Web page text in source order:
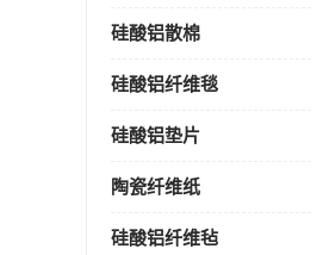
硅酸铝散棉
硅酸铝纤维毯
硅酸铝垫片
陶瓷纤维纸
硅酸铝纤维毡